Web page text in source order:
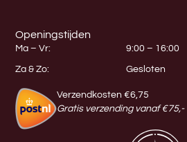
Openingstijden
Ma – Vr: 9:00 – 16:00
Za & Zo: Gesloten
Verzendkosten €6,75
Gratis verzending vanaf €75,-